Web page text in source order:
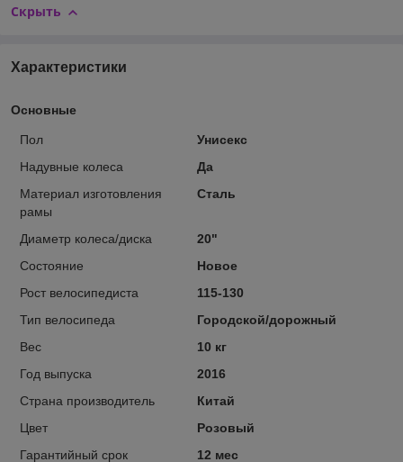
Скрыть
Характеристики
Основные
Пол
Унисекс
Надувные колеса
Да
Материал изготовления
рамы
Сталь
Диаметр колеса/диска
20"
Состояние
Новое
Рост велосипедиста
115-130
Тип велосипеда
Городской/дорожный
Вес
10 кг
Год выпуска
2016
Страна производитель
Китай
Цвет
Розовый
Гарантийный срок
12 мес